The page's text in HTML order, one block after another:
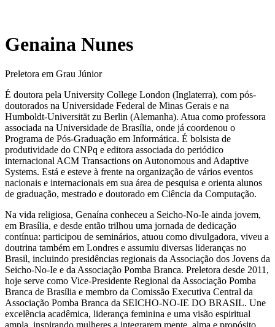
Genaina Nunes
Preletora em Grau Júnior
É doutora pela University College London (Inglaterra), com pós-
doutorados na Universidade Federal de Minas Gerais e na
Humboldt-Universität zu Berlin (Alemanha). Atua como professora
associada na Universidade de Brasília, onde já coordenou o
Programa de Pós-Graduação em Informática. É bolsista de
produtividade do CNPq e editora associada do periódico
internacional ACM Transactions on Autonomous and Adaptive
Systems. Está e esteve à frente na organização de vários eventos
nacionais e internacionais em sua área de pesquisa e orienta alunos
de graduação, mestrado e doutorado em Ciência da Computação.
Na vida religiosa, Genaína conheceu a Seicho-No-Ie ainda jovem,
em Brasília, e desde então trilhou uma jornada de dedicação
contínua: participou de seminários, atuou como divulgadora, viveu a
doutrina também em Londres e assumiu diversas lideranças no
Brasil, incluindo presidências regionais da Associação dos Jovens da
Seicho-No-Ie e da Associação Pomba Branca. Preletora desde 2011,
hoje serve como Vice-Presidente Regional da Associação Pomba
Branca de Brasília e membro da Comissão Executiva Central da
Associação Pomba Branca da SEICHO-NO-IE DO BRASIL. Une
excelência acadêmica, liderança feminina e uma visão espiritual
ampla, inspirando mulheres a integrarem mente, alma e propósito